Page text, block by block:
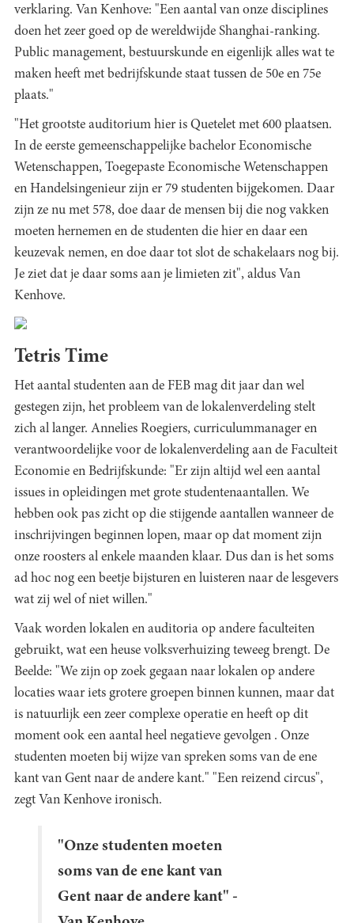
verklaring. Van Kenhove: "Een aantal van onze disciplines
doen het zeer goed op de wereldwijde Shanghai-ranking.
Public management, bestuurskunde en eigenlijk alles wat te
maken heeft met bedrijfskunde staat tussen de 50e en 75e
plaats."
"Het grootste auditorium hier is Quetelet met 600 plaatsen.
In de eerste gemeenschappelijke bachelor Economische
Wetenschappen, Toegepaste Economische Wetenschappen
en Handelsingenieur zijn er 79 studenten bijgekomen. Daar
zijn ze nu met 578, doe daar de mensen bij die nog vakken
moeten hernemen en de studenten die hier en daar een
keuzevak nemen, en doe daar tot slot de schakelaars nog bij.
Je ziet dat je daar soms aan je limieten zit", aldus Van
Kenhove.
Tetris Time
Het aantal studenten aan de FEB mag dit jaar dan wel
gestegen zijn, het probleem van de lokalenverdeling stelt
zich al langer. Annelies Roegiers, curriculummanager en
verantwoordelijke voor de lokalenverdeling aan de Faculteit
Economie en Bedrijfskunde: "Er zijn altijd wel een aantal
issues in opleidingen met grote studentenaantallen. We
hebben ook pas zicht op die stijgende aantallen wanneer de
inschrijvingen beginnen lopen, maar op dat moment zijn
onze roosters al enkele maanden klaar. Dus dan is het soms
ad hoc nog een beetje bijsturen en luisteren naar de lesgevers
wat zij wel of niet willen."
Vaak worden lokalen en auditoria op andere faculteiten
gebruikt, wat een heuse volksverhuizing teweeg brengt. De
Beelde: "We zijn op zoek gegaan naar lokalen op andere
locaties waar iets grotere groepen binnen kunnen, maar dat
is natuurlijk een zeer complexe operatie en heeft op dit
moment ook een aantal heel negatieve gevolgen . Onze
studenten moeten bij wijze van spreken soms van de ene
kant van Gent naar de andere kant." "Een reizend circus",
zegt Van Kenhove ironisch.
"Onze studenten moeten
soms van de ene kant van
Gent naar de andere kant" -